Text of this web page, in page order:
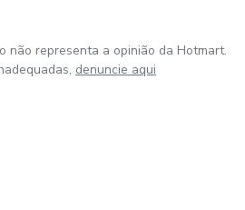
não representa a opinião da Hotmart.
denuncie aqui